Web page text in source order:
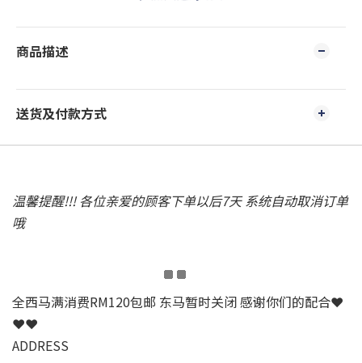
商品描述
送货及付款方式
温馨提醒!!! 各位亲爱的顾客下单以后7天 系统自动取消订单
哦
全西马满消费RM120包邮 东马暂时关闭 感谢你们的配合❤
❤❤
ADDRESS